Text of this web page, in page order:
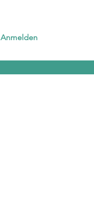
Anmelden